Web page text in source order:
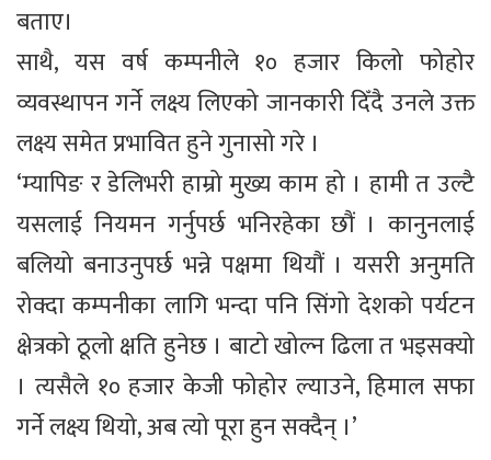
बताए।
साथै, यस वर्ष कम्पनीले १० हजार किलो फोहोर
व्यवस्थापन गर्ने लक्ष्य लिएको जानकारी दिँदै उनले उक्त
लक्ष्य समेत प्रभावित हुने गुनासो गरे ।
‘म्यापिङ र डेलिभरी हाम्रो मुख्य काम हो । हामी त उल्टै
यसलाई नियमन गर्नुपर्छ भनिरहेका छौं । कानुनलाई
बलियो बनाउनुपर्छ भन्ने पक्षमा थियौं । यसरी अनुमति
रोक्दा कम्पनीका लागि भन्दा पनि सिंगो देशको पर्यटन
क्षेत्रको ठूलो क्षति हुनेछ । बाटो खोल्न ढिला त भइसक्यो
। त्यसैले १० हजार केजी फोहोर ल्याउने, हिमाल सफा
गर्ने लक्ष्य थियो, अब त्यो पूरा हुन सक्दैन् ।’